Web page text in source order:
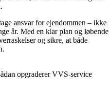
ansvar for ejendommen – ikke
år. Med en klar plan og løbende
og sikre, at både
opgraderer VVS-service